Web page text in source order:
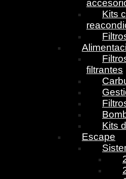
Kits
filtrantes
Kits
Escape